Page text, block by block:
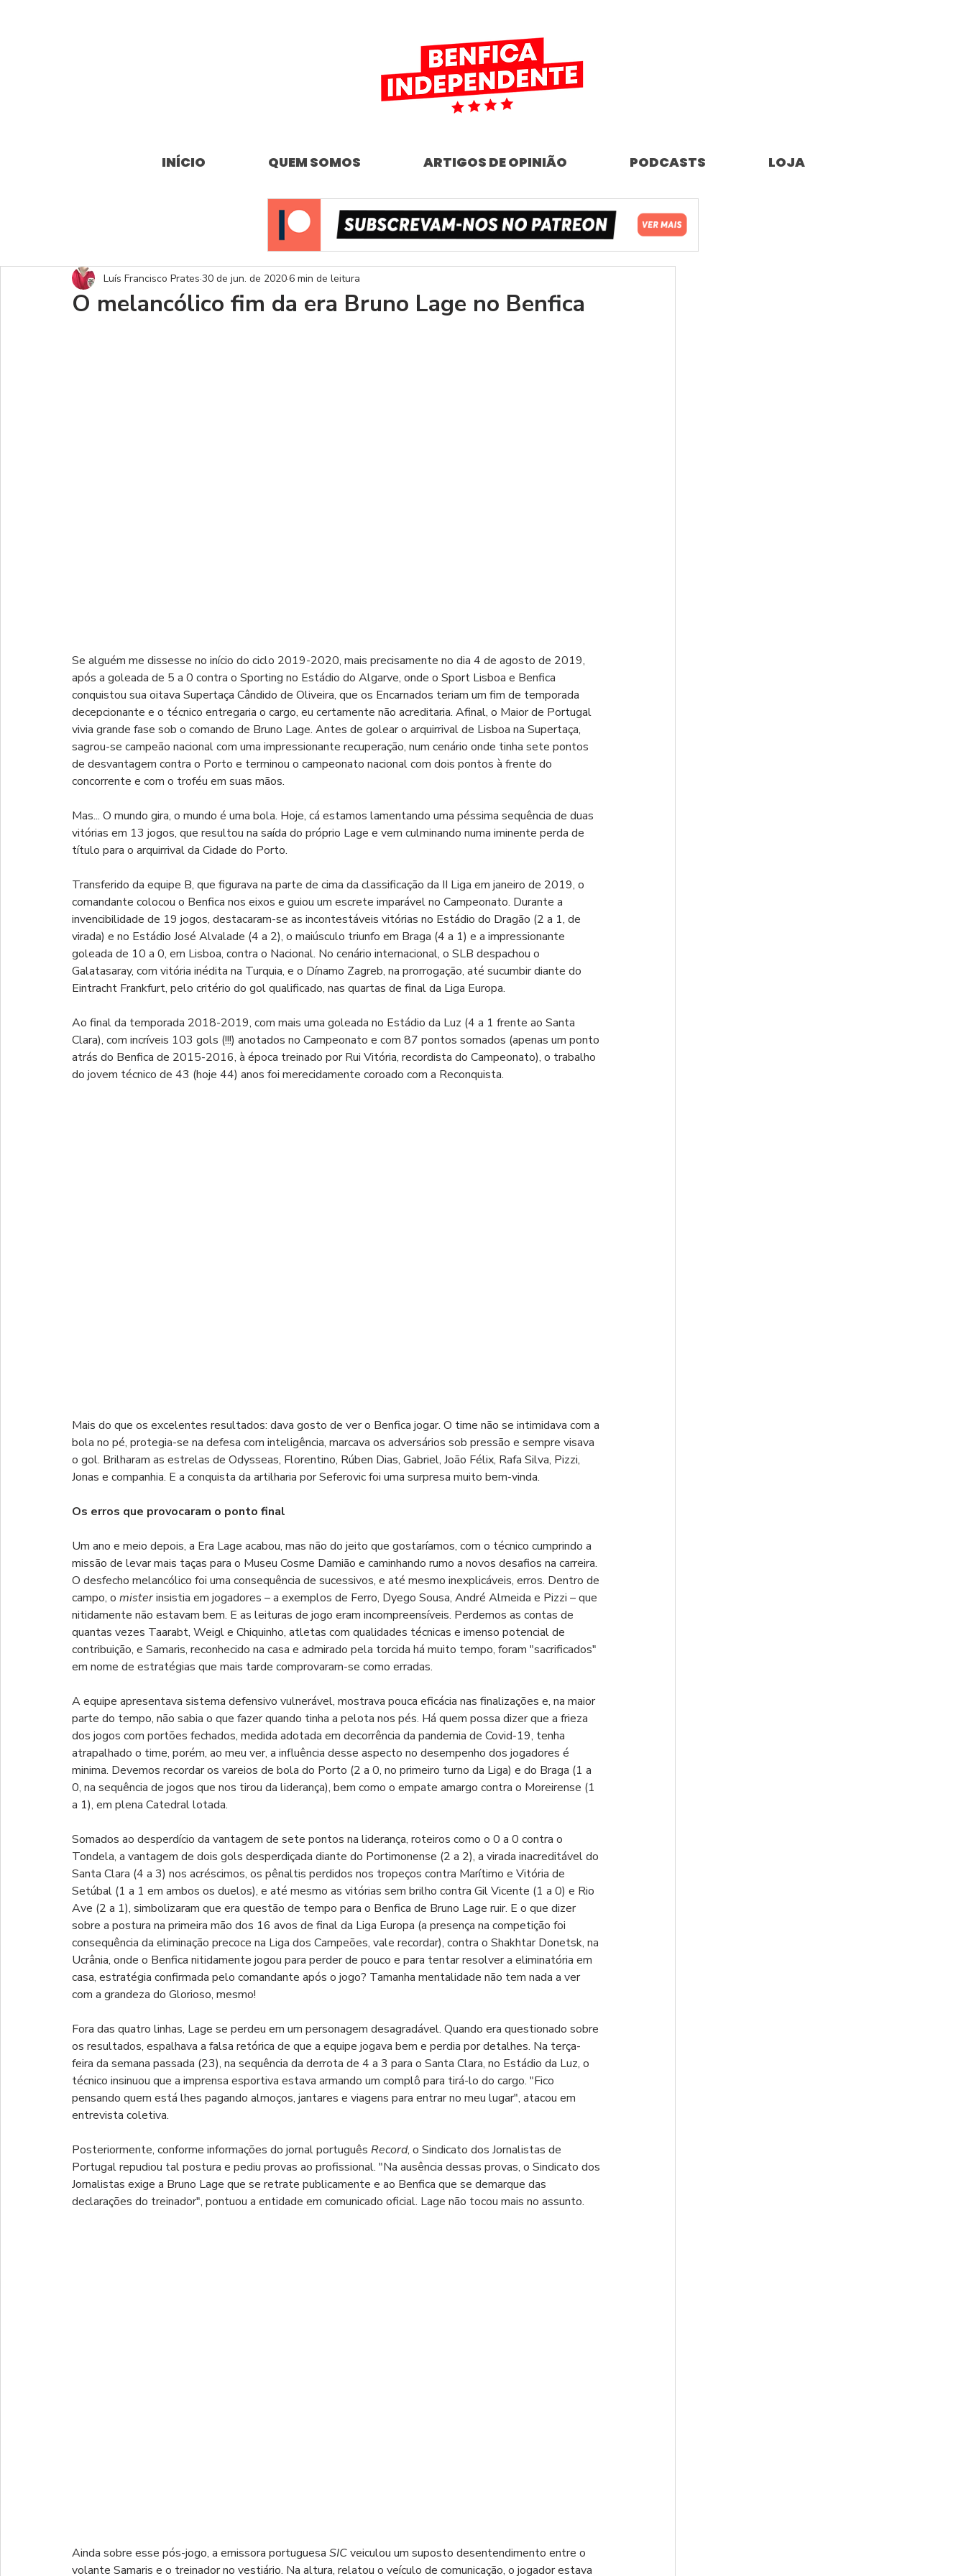
INÍCIO QUEM SOMOS ARTIGOS DE OPINIÃO PODCASTS LOJA
O melancólico fim da era Bruno Lage no Benfica
Luís Francisco Prates 30 de jun. de 20206 min de leitura
Se alguém me dissesse no início do ciclo 2019-2020, mais precisamente no dia 4 de agosto de 2019,
após a goleada de 5 a 0 contra o Sporting no Estádio do Algarve, onde o Sport Lisboa e Benfica
conquistou sua oitava Supertaça Cândido de Oliveira, que os Encarnados teriam um fim de temporada
decepcionante e o técnico entregaria o cargo, eu certamente não acreditaria. Afinal, o Maior de Portugal
vivia grande fase sob o comando de Bruno Lage. Antes de golear o arquirrival de Lisboa na Supertaça,
sagrou-se campeão nacional com uma impressionante recuperação, num cenário onde tinha sete pontos
de desvantagem contra o Porto e terminou o campeonato nacional com dois pontos à frente do
concorrente e com o troféu em suas mãos.
Mas... O mundo gira, o mundo é uma bola. Hoje, cá estamos lamentando uma péssima sequência de duas
vitórias em 13 jogos, que resultou na saída do próprio Lage e vem culminando numa iminente perda de
título para o arquirrival da Cidade do Porto.
Transferido da equipe B, que figurava na parte de cima da classificação da II Liga em janeiro de 2019, o
comandante colocou o Benfica nos eixos e guiou um escrete imparável no Campeonato. Durante a
invencibilidade de 19 jogos, destacaram-se as incontestáveis vitórias no Estádio do Dragão (2 a 1, de
virada) e no Estádio José Alvalade (4 a 2), o maiúsculo triunfo em Braga (4 a 1) e a impressionante
goleada de 10 a 0, em Lisboa, contra o Nacional. No cenário internacional, o SLB despachou o
Galatasaray, com vitória inédita na Turquia, e o Dínamo Zagreb, na prorrogação, até sucumbir diante do
Eintracht Frankfurt, pelo critério do gol qualificado, nas quartas de final da Liga Europa.
Ao final da temporada 2018-2019, com mais uma goleada no Estádio da Luz (4 a 1 frente ao Santa
Clara), com incríveis 103 gols (!!!) anotados no Campeonato e com 87 pontos somados (apenas um ponto
atrás do Benfica de 2015-2016, à época treinado por Rui Vitória, recordista do Campeonato), o trabalho
do jovem técnico de 43 (hoje 44) anos foi merecidamente coroado com a Reconquista.
Mais do que os excelentes resultados: dava gosto de ver o Benfica jogar. O time não se intimidava com a
bola no pé, protegia-se na defesa com inteligência, marcava os adversários sob pressão e sempre visava
o gol. Brilharam as estrelas de Odysseas, Florentino, Rúben Dias, Gabriel, João Félix, Rafa Silva, Pizzi,
Jonas e companhia. E a conquista da artilharia por Seferovic foi uma surpresa muito bem-vinda.
Os erros que provocaram o ponto final
Um ano e meio depois, a Era Lage acabou, mas não do jeito que gostaríamos, com o técnico cumprindo a
missão de levar mais taças para o Museu Cosme Damião e caminhando rumo a novos desafios na carreira.
O desfecho melancólico foi uma consequência de sucessivos, e até mesmo inexplicáveis, erros. Dentro de
campo, o mister insistia em jogadores – a exemplos de Ferro, Dyego Sousa, André Almeida e Pizzi – que
nitidamente não estavam bem. E as leituras de jogo eram incompreensíveis. Perdemos as contas de
quantas vezes Taarabt, Weigl e Chiquinho, atletas com qualidades técnicas e imenso potencial de
contribuição, e Samaris, reconhecido na casa e admirado pela torcida há muito tempo, foram "sacrificados"
em nome de estratégias que mais tarde comprovaram-se como erradas.
A equipe apresentava sistema defensivo vulnerável, mostrava pouca eficácia nas finalizações e, na maior
parte do tempo, não sabia o que fazer quando tinha a pelota nos pés. Há quem possa dizer que a frieza
dos jogos com portões fechados, medida adotada em decorrência da pandemia de Covid-19, tenha
atrapalhado o time, porém, ao meu ver, a influência desse aspecto no desempenho dos jogadores é
minima. Devemos recordar os vareios de bola do Porto (2 a 0, no primeiro turno da Liga) e do Braga (1 a
0, na sequência de jogos que nos tirou da liderança), bem como o empate amargo contra o Moreirense (1
a 1), em plena Catedral lotada.
Somados ao desperdício da vantagem de sete pontos na liderança, roteiros como o 0 a 0 contra o
Tondela, a vantagem de dois gols desperdiçada diante do Portimonense (2 a 2), a virada inacreditável do
Santa Clara (4 a 3) nos acréscimos, os pênaltis perdidos nos tropeços contra Marítimo e Vitória de
Setúbal (1 a 1 em ambos os duelos), e até mesmo as vitórias sem brilho contra Gil Vicente (1 a 0) e Rio
Ave (2 a 1), simbolizaram que era questão de tempo para o Benfica de Bruno Lage ruir. E o que dizer
sobre a postura na primeira mão dos 16 avos de final da Liga Europa (a presença na competição foi
consequência da eliminação precoce na Liga dos Campeões, vale recordar), contra o Shakhtar Donetsk, na
Ucrânia, onde o Benfica nitidamente jogou para perder de pouco e para tentar resolver a eliminatória em
casa, estratégia confirmada pelo comandante após o jogo? Tamanha mentalidade não tem nada a ver
com a grandeza do Glorioso, mesmo!
Fora das quatro linhas, Lage se perdeu em um personagem desagradável. Quando era questionado sobre
os resultados, espalhava a falsa retórica de que a equipe jogava bem e perdia por detalhes. Na terça-
feira da semana passada (23), na sequência da derrota de 4 a 3 para o Santa Clara, no Estádio da Luz, o
técnico insinuou que a imprensa esportiva estava armando um complô para tirá-lo do cargo. "Fico
pensando quem está lhes pagando almoços, jantares e viagens para entrar no meu lugar", atacou em
entrevista coletiva.
Posteriormente, conforme informações do jornal português Record, o Sindicato dos Jornalistas de
Portugal repudiou tal postura e pediu provas ao profissional. "Na ausência dessas provas, o Sindicato dos
Jornalistas exige a Bruno Lage que se retrate publicamente e ao Benfica que se demarque das
declarações do treinador", pontuou a entidade em comunicado oficial. Lage não tocou mais no assunto.
Ainda sobre esse pós-jogo, a emissora portuguesa SIC veiculou um suposto desentendimento entre o
volante Samaris e o treinador no vestiário. Na altura, relatou o veículo de comunicação, o jogador estava